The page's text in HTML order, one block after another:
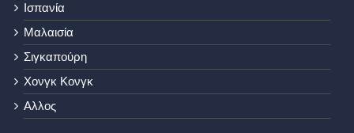
Ισπανία
Μαλαισία
Σιγκαπούρη
Χονγκ Κονγκ
Αλλος